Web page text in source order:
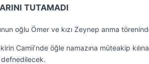
TUTAMADI
oğlu Ömer ve kızı Zeynep anma
Camii’nde öğle namazına müteakip
defnedilecek.